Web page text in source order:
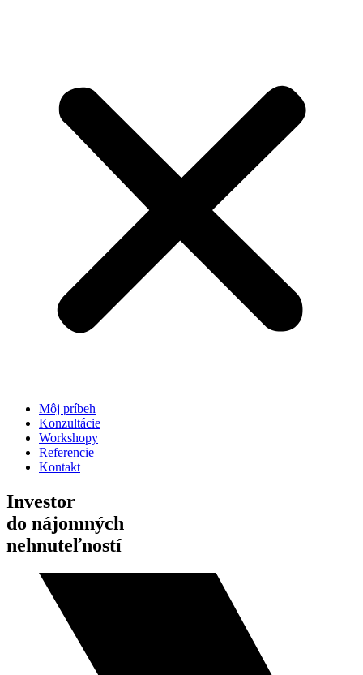
Môj príbeh
Konzultácie
Workshopy
Referencie
Kontakt
Investor
do nájomných
nehnuteľností